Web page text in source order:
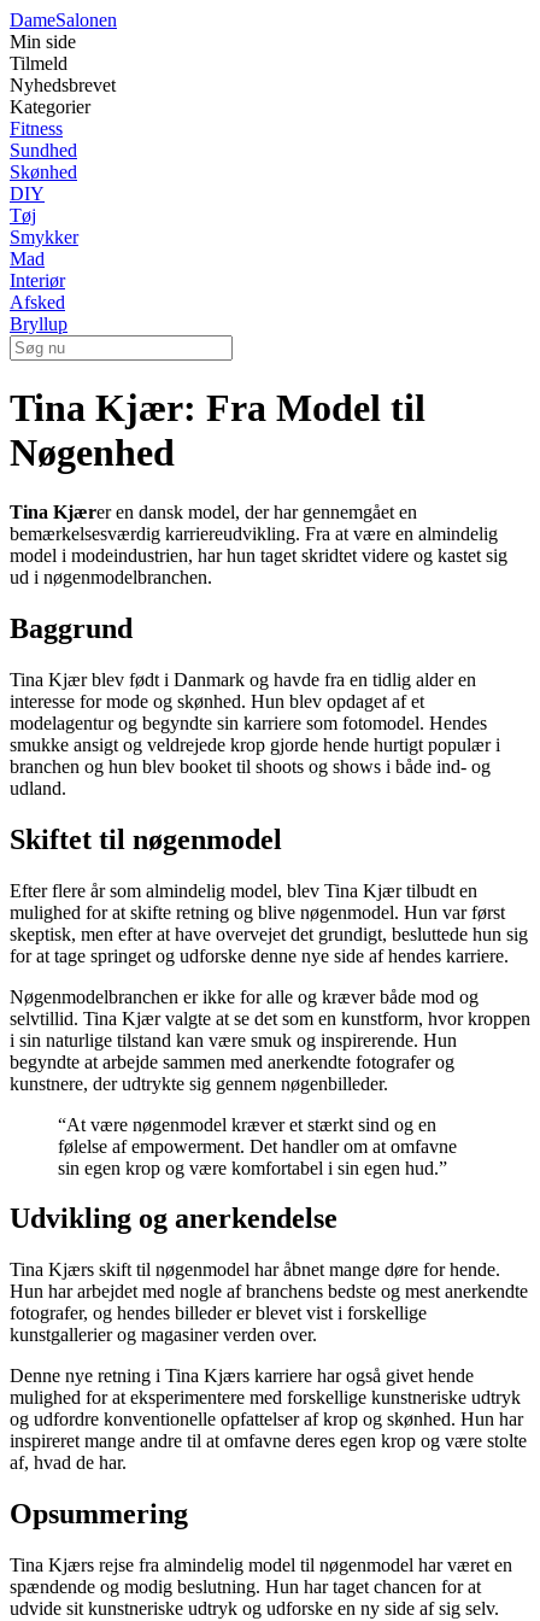
DameSalonen
Min side
Tilmeld
Nyhedsbrevet
Kategorier
Fitness
Sundhed
Skønhed
DIY
Tøj
Smykker
Mad
Interiør
Afsked
Bryllup
Tina Kjær: Fra Model til
Nøgenhed
Tina Kjærer en dansk model, der har gennemgået en
bemærkelsesværdig karriereudvikling. Fra at være en almindelig
model i modeindustrien, har hun taget skridtet videre og kastet sig
ud i nøgenmodelbranchen.
Baggrund
Tina Kjær blev født i Danmark og havde fra en tidlig alder en
interesse for mode og skønhed. Hun blev opdaget af et
modelagentur og begyndte sin karriere som fotomodel. Hendes
smukke ansigt og veldrejede krop gjorde hende hurtigt populær i
branchen og hun blev booket til shoots og shows i både ind- og
udland.
Skiftet til nøgenmodel
Efter flere år som almindelig model, blev Tina Kjær tilbudt en
mulighed for at skifte retning og blive nøgenmodel. Hun var først
skeptisk, men efter at have overvejet det grundigt, besluttede hun sig
for at tage springet og udforske denne nye side af hendes karriere.
Nøgenmodelbranchen er ikke for alle og kræver både mod og
selvtillid. Tina Kjær valgte at se det som en kunstform, hvor kroppen
i sin naturlige tilstand kan være smuk og inspirerende. Hun
begyndte at arbejde sammen med anerkendte fotografer og
kunstnere, der udtrykte sig gennem nøgenbilleder.
“At være nøgenmodel kræver et stærkt sind og en
følelse af empowerment. Det handler om at omfavne
sin egen krop og være komfortabel i sin egen hud.”
Udvikling og anerkendelse
Tina Kjærs skift til nøgenmodel har åbnet mange døre for hende.
Hun har arbejdet med nogle af branchens bedste og mest anerkendte
fotografer, og hendes billeder er blevet vist i forskellige
kunstgallerier og magasiner verden over.
Denne nye retning i Tina Kjærs karriere har også givet hende
mulighed for at eksperimentere med forskellige kunstneriske udtryk
og udfordre konventionelle opfattelser af krop og skønhed. Hun har
inspireret mange andre til at omfavne deres egen krop og være stolte
af, hvad de har.
Opsummering
Tina Kjærs rejse fra almindelig model til nøgenmodel har været en
spændende og modig beslutning. Hun har taget chancen for at
udvide sit kunstneriske udtryk og udforske en ny side af sig selv.